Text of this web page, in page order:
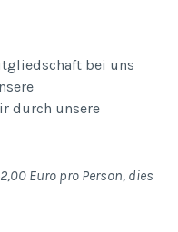
bei uns
durch unsere
Euro pro Person, dies